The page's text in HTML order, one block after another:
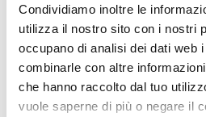
Condividiamo inoltre le
utilizza il nostro sito con i nostri
occupano di analisi dei dati web
combinarle con altre
che hanno raccolto dal tuo
vuole saperne di più o negare il
−